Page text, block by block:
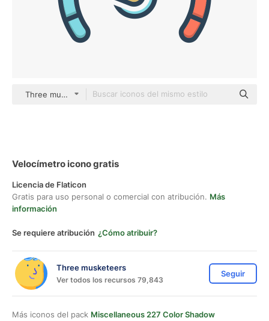
Three musketeers color lineal-color
Velocímetro icono gratis
Licencia de Flaticon
Gratis para uso personal o comercial con atribución. Más
información
Se requiere atribución ¿Cómo atribuir?
Three musketeers
Ver todos los recursos 79,843
Seguir
Más iconos del pack Miscellaneous 227 Color Shadow